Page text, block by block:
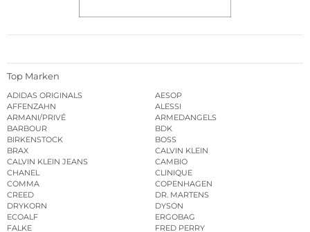
Top Marken
ADIDAS ORIGINALS
AESOP
AFFENZAHN
ALESSI
ARMANI/PRIVÉ
ARMEDANGELS
BARBOUR
BDK
BIRKENSTOCK
BOSS
BRAX
CALVIN KLEIN
CALVIN KLEIN JEANS
CAMBIO
CHANEL
CLINIQUE
COMMA
COPENHAGEN
CREED
DR. MARTENS
DRYKORN
DYSON
ECOALF
ERGOBAG
FALKE
FRED PERRY